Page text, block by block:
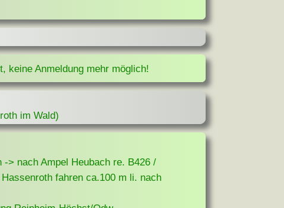
keine Anmeldung mehr möglich!
im Wald)
> nach Ampel Heubach re. B426 /
fahren ca.100 m li. nach